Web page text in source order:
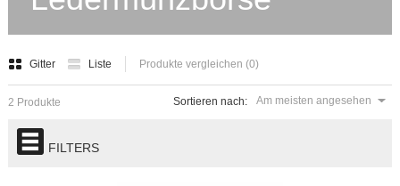
Gitter Liste Produkte vergleichen (0)
Sortieren nach: Am meisten angesehen
2 Produkte
FILTERS